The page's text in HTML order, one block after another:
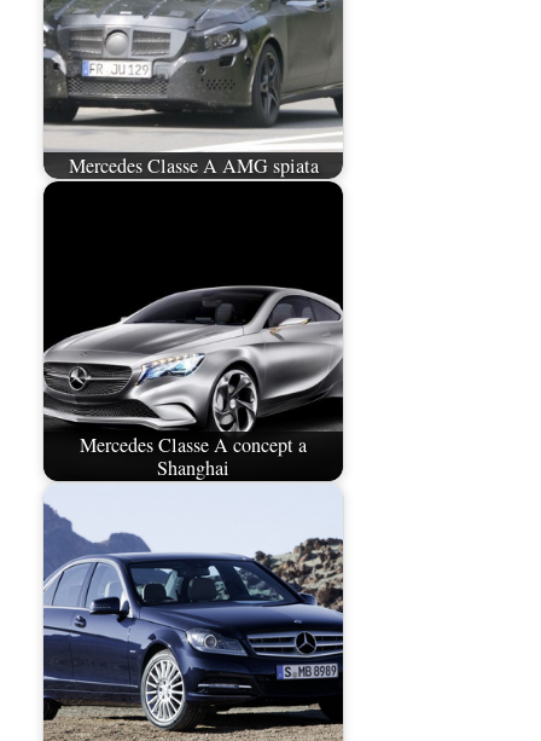
Mercedes Classe A AMG spiata
Mercedes Classe A concept a
Shanghai